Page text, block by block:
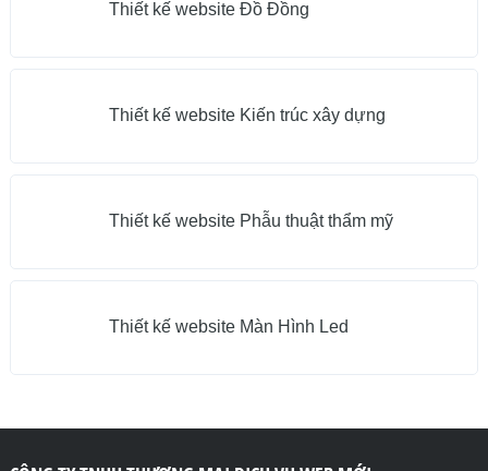
Thiết kế website Đồ Đồng
Thiết kế website Kiến trúc xây dựng
Thiết kế website Phẫu thuật thẩm mỹ
Thiết kế website Màn Hình Led